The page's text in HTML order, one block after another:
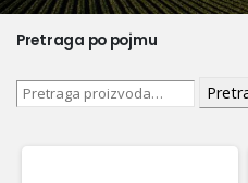
Pretraga po pojmu